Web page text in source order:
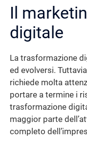
Il
digitale
La trasformazione
ed evolversi.
richiede molta
portare a termine i
trasformazione
maggior parte
completo